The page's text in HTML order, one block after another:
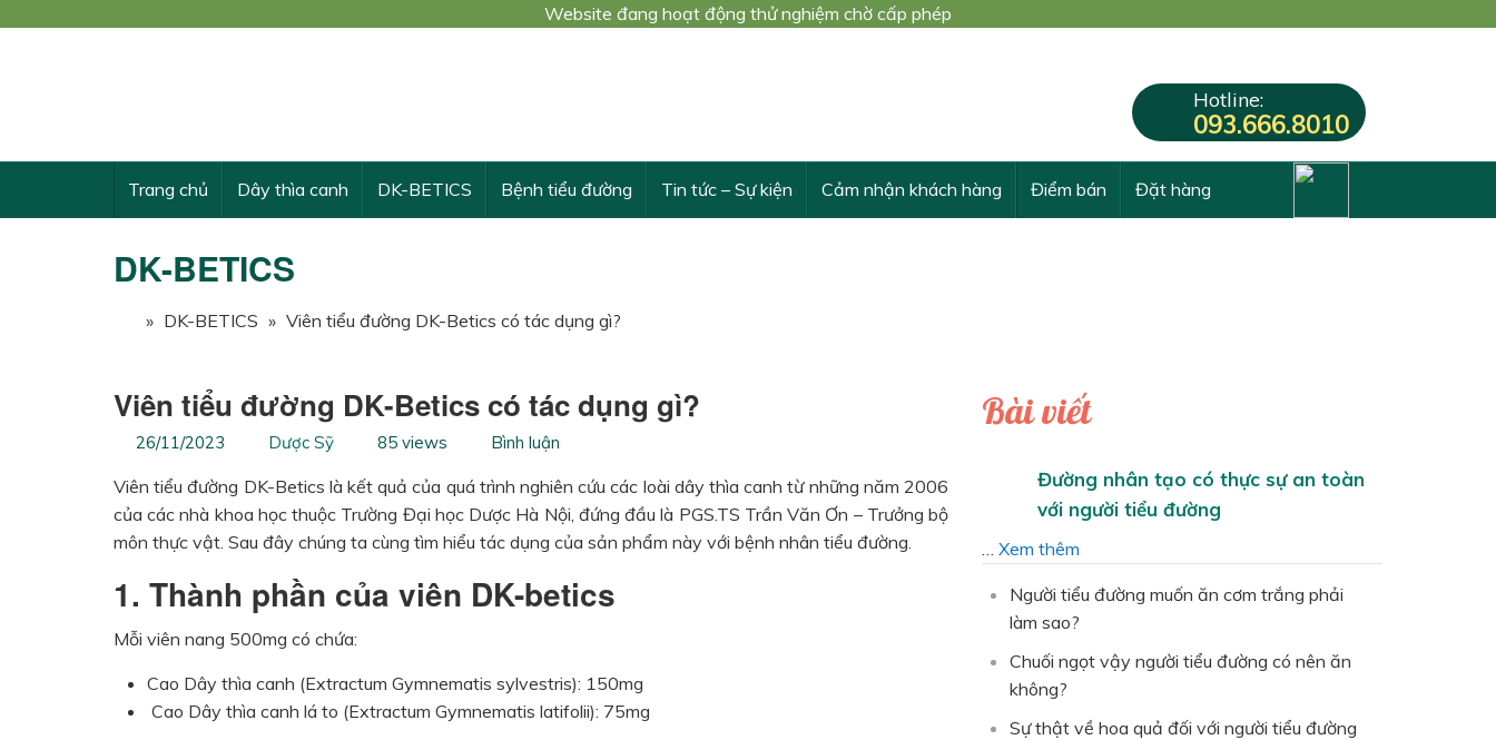
Website đang hoạt động thử nghiệm chờ cấp phép
Hotline:
093.666.8010
Trang chủ Dây thìa canh DK-BETICS Bệnh tiểu đường Tin tức – Sự kiện Cảm nhận khách hàng Điểm bán Đặt hàng
DK-BETICS
» DK-BETICS » Viên tiểu đường DK-Betics có tác dụng gì?
Viên tiểu đường DK-Betics có tác dụng gì?
26/11/2023 Dược Sỹ 85 views Bình luận
Viên tiểu đường DK-Betics là kết quả của quá trình nghiên cứu các loài dây thìa canh từ những năm 2006
của các nhà khoa học thuộc Trường Đại học Dược Hà Nội, đứng đầu là PGS.TS Trần Văn Ơn – Trưởng bộ
môn thực vật. Sau đây chúng ta cùng tìm hiểu tác dụng của sản phẩm này với bệnh nhân tiểu đường.
1. Thành phần của viên DK-betics
Mỗi viên nang 500mg có chứa:
Cao Dây thìa canh (Extractum Gymnematis sylvestris): 150mg
Cao Dây thìa canh lá to (Extractum Gymnematis latifolii): 75mg
Bài viết
Đường nhân tạo có thực sự an toàn
với người tiểu đường
… Xem thêm
Người tiểu đường muốn ăn cơm trắng phải
làm sao?
Chuối ngọt vậy người tiểu đường có nên ăn
không?
Sự thật về hoa quả đối với người tiểu đường